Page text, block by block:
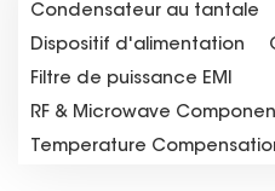
Condensateur au tantale
Dispositif d'alimentation
Filtre de puissance EMI
RF & Microwave
Temperature